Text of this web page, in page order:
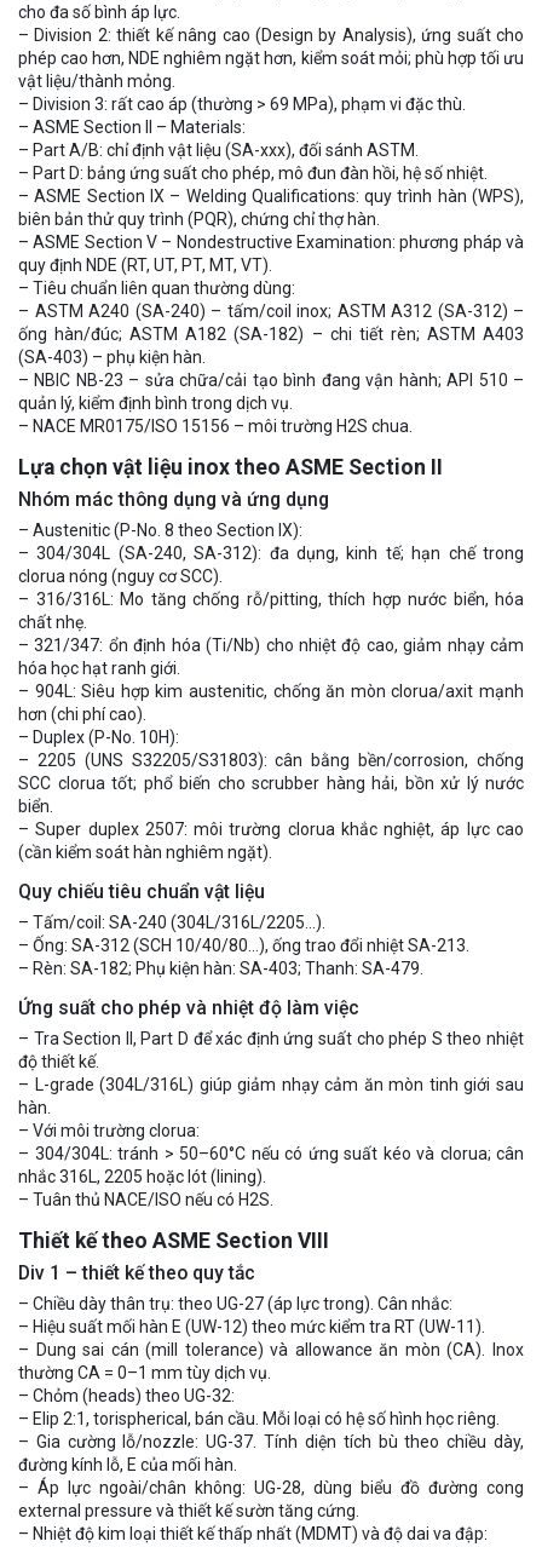
cho đa số bình áp lực.
– Division 2: thiết kế nâng cao (Design by Analysis), ứng suất cho
phép cao hơn, NDE nghiêm ngặt hơn, kiểm soát mỏi; phù hợp tối ưu
vật liệu/thành mỏng.
– Division 3: rất cao áp (thường > 69 MPa), phạm vi đặc thù.
– ASME Section II – Materials:
– Part A/B: chỉ định vật liệu (SA-xxx), đối sánh ASTM.
– Part D: bảng ứng suất cho phép, mô đun đàn hồi, hệ số nhiệt.
– ASME Section IX – Welding Qualifications: quy trình hàn (WPS),
biên bản thử quy trình (PQR), chứng chỉ thợ hàn.
– ASME Section V – Nondestructive Examination: phương pháp và
quy định NDE (RT, UT, PT, MT, VT).
– Tiêu chuẩn liên quan thường dùng:
– ASTM A240 (SA-240) – tấm/coil inox; ASTM A312 (SA-312) –
ống hàn/đúc; ASTM A182 (SA-182) – chi tiết rèn; ASTM A403
(SA-403) – phụ kiện hàn.
– NBIC NB-23 – sửa chữa/cải tạo bình đang vận hành; API 510 –
quản lý, kiểm định bình trong dịch vụ.
– NACE MR0175/ISO 15156 – môi trường H2S chua.
Lựa chọn vật liệu inox theo ASME Section II
Nhóm mác thông dụng và ứng dụng
– Austenitic (P-No. 8 theo Section IX):
– 304/304L (SA-240, SA-312): đa dụng, kinh tế; hạn chế trong
clorua nóng (nguy cơ SCC).
– 316/316L: Mo tăng chống rỗ/pitting, thích hợp nước biển, hóa
chất nhẹ.
– 321/347: ổn định hóa (Ti/Nb) cho nhiệt độ cao, giảm nhạy cảm
hóa học hạt ranh giới.
– 904L: Siêu hợp kim austenitic, chống ăn mòn clorua/axit mạnh
hơn (chi phí cao).
– Duplex (P-No. 10H):
– 2205 (UNS S32205/S31803): cân bằng bền/corrosion, chống
SCC clorua tốt; phổ biến cho scrubber hàng hải, bồn xử lý nước
biển.
– Super duplex 2507: môi trường clorua khắc nghiệt, áp lực cao
(cần kiểm soát hàn nghiêm ngặt).
Quy chiếu tiêu chuẩn vật liệu
– Tấm/coil: SA-240 (304L/316L/2205…).
– Ống: SA-312 (SCH 10/40/80…), ống trao đổi nhiệt SA-213.
– Rèn: SA-182; Phụ kiện hàn: SA-403; Thanh: SA-479.
Ứng suất cho phép và nhiệt độ làm việc
– Tra Section II, Part D để xác định ứng suất cho phép S theo nhiệt
độ thiết kế.
– L-grade (304L/316L) giúp giảm nhạy cảm ăn mòn tinh giới sau
hàn.
– Với môi trường clorua:
– 304/304L: tránh > 50–60°C nếu có ứng suất kéo và clorua; cân
nhắc 316L, 2205 hoặc lót (lining).
– Tuân thủ NACE/ISO nếu có H2S.
Thiết kế theo ASME Section VIII
Div 1 – thiết kế theo quy tắc
– Chiều dày thân trụ: theo UG-27 (áp lực trong). Cân nhắc:
– Hiệu suất mối hàn E (UW-12) theo mức kiểm tra RT (UW-11).
– Dung sai cán (mill tolerance) và allowance ăn mòn (CA). Inox
thường CA = 0–1 mm tùy dịch vụ.
– Chỏm (heads) theo UG-32:
– Elip 2:1, torispherical, bán cầu. Mỗi loại có hệ số hình học riêng.
– Gia cường lỗ/nozzle: UG-37. Tính diện tích bù theo chiều dày,
đường kính lỗ, E của mối hàn.
– Áp lực ngoài/chân không: UG-28, dùng biểu đồ đường cong
external pressure và thiết kế sườn tăng cứng.
– Nhiệt độ kim loại thiết kế thấp nhất (MDMT) và độ dai va đập: